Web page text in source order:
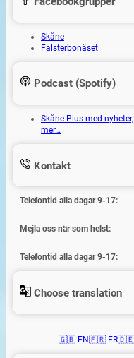
Skåne
Falsterbonäset
Podcast (Spotify)
Skåne Plus med
mer…
Kontakt
Telefontid alla dagar 9-17:
Mejla oss när som helst:
Telefontid alla dagar 9-17:
Choose translation
🇬🇧 EN🇫🇷 FR🇩🇪